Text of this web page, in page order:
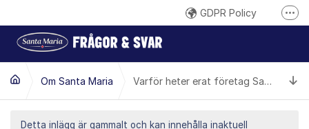
GDPR Policy
Här reklamerar du en produkt
Inspireras på santamaria.se
Gilla oss på Facebook
Om Santa Maria Varför heter erat företag Santa Maria?
Detta inlägg är gammalt och kan innehålla inaktuell